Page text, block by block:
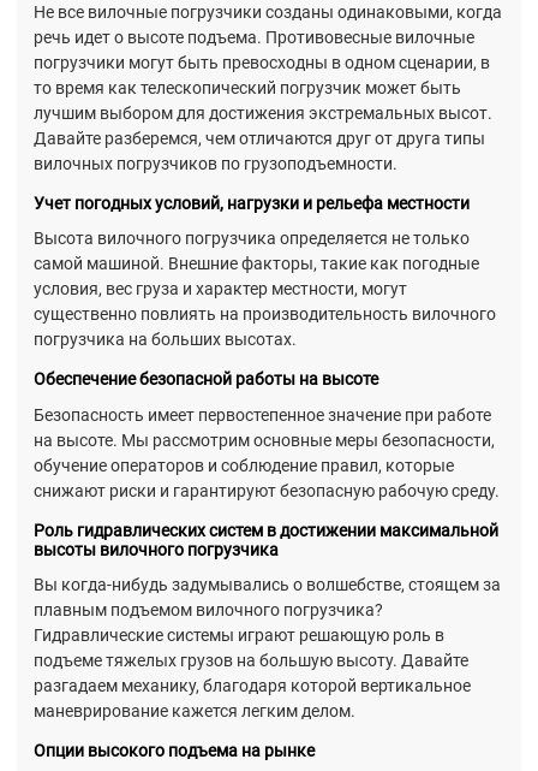
Не все вилочные погрузчики созданы одинаковыми, когда
речь идет о высоте подъема. Противовесные вилочные
погрузчики могут быть превосходны в одном сценарии, в
то время как телескопический погрузчик может быть
лучшим выбором для достижения экстремальных высот.
Давайте разберемся, чем отличаются друг от друга типы
вилочных погрузчиков по грузоподъемности.
Учет погодных условий, нагрузки и рельефа местности
Высота вилочного погрузчика определяется не только
самой машиной. Внешние факторы, такие как погодные
условия, вес груза и характер местности, могут
существенно повлиять на производительность вилочного
погрузчика на больших высотах.
Обеспечение безопасной работы на высоте
Безопасность имеет первостепенное значение при работе
на высоте. Мы рассмотрим основные меры безопасности,
обучение операторов и соблюдение правил, которые
снижают риски и гарантируют безопасную рабочую среду.
Роль гидравлических систем в достижении максимальной
высоты вилочного погрузчика
Вы когда-нибудь задумывались о волшебстве, стоящем за
плавным подъемом вилочного погрузчика?
Гидравлические системы играют решающую роль в
подъеме тяжелых грузов на большую высоту. Давайте
разгадаем механику, благодаря которой вертикальное
маневрирование кажется легким делом.
Опции высокого подъема на рынке